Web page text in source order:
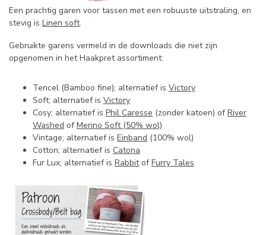
Een prachtig garen voor tassen met een robuuste uitstraling, en
stevig is Linen soft.
Gebruikte garens vermeld in de downloads die niet zijn
opgenomen in het Haakpret assortiment:
Tencel (Bamboo fine); alternatief is Victory
Soft; alternatief is Victory
Cosy; alternatief is Phil Caresse (zonder katoen) ofRiver
Washed ofMerino Soft (50% wol)
Vintage; alternatief is Einband (100% wol)
Cotton; alternatief is Catona
Fur Lux; alternatief is RabbitofFurry Tales